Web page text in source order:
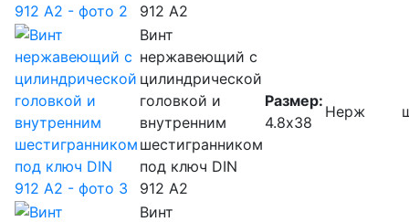
912 А2
Винт
нержавеющий с
цилиндрической
головкой и
внутренним
шестигранником
под ключ DIN
912 А2
Размер:
4.8х38
Нерж
Винт